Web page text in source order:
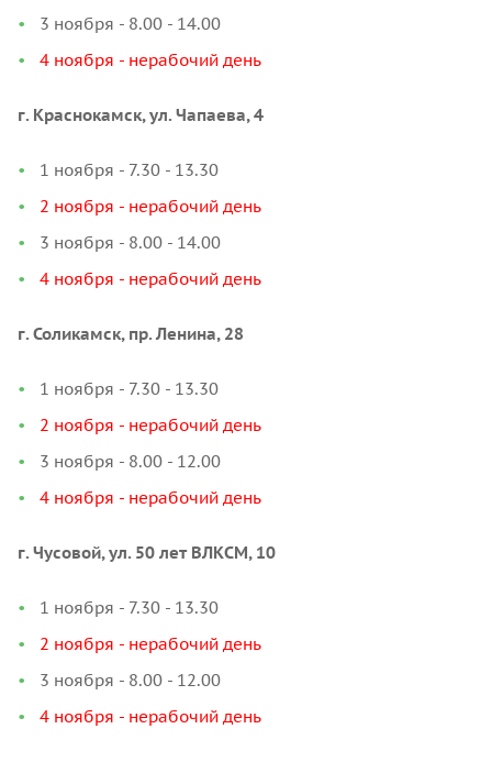
3 ноября - 8.00 - 14.00
4 ноября - нерабочий день
г. Краснокамск, ул. Чапаева, 4
1 ноября - 7.30 - 13.30
2 ноября - нерабочий день
3 ноября - 8.00 - 14.00
4 ноября - нерабочий день
г. Соликамск, пр. Ленина, 28
1 ноября - 7.30 - 13.30
2 ноября - нерабочий день
3 ноября - 8.00 - 12.00
4 ноября - нерабочий день
г. Чусовой, ул. 50 лет ВЛКСМ, 10
1 ноября - 7.30 - 13.30
2 ноября - нерабочий день
3 ноября - 8.00 - 12.00
4 ноября - нерабочий день